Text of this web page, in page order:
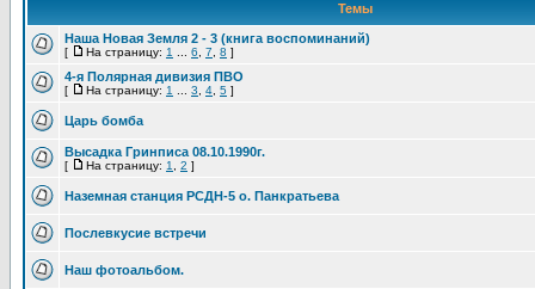
Темы
Наша Новая Земля 2 - 3 (книга воспоминаний)
[ На страницу: 1 6 7 8 ]
4-я Полярная дивизия ПВО
[ На страницу: 1 3 4 5 ]
Царь бомба
Высадка Гринписа 08.10.1990г.
[ На страницу: 1 2 ]
Наземная станция РСДН-5 о. Панкратьева
Послевкусие встречи
Наш фотоальбом.